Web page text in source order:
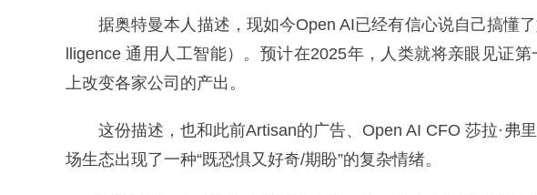
据奥特曼本人描述，现如今Open AI已经有信心说自己搞懂
lligence 通用人工智能）。预计在2025年，人类就将亲眼见证
上改变各家公司的产出。
这份描述，也和此前Artisan的广告、Open AI CFO 莎拉·弗
场生态出现了一种“既恐惧又好奇/期盼”的复杂情绪。